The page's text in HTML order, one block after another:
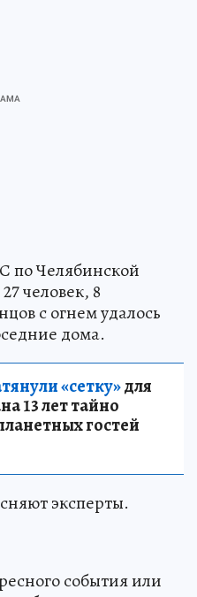
по Челябинской
человек, 8
с огнем удалось
дома.
«сетку»для
13 лет тайно
гостей
эксперты.
события или